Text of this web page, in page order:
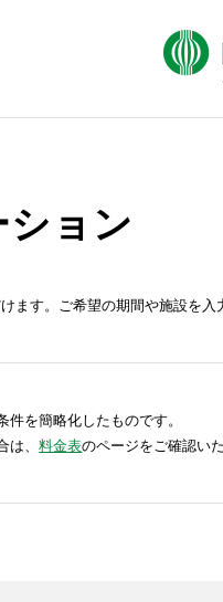
ョン
ます。ご希望の期間や施設を入
を簡略化したものです。
は、料金表のページをご確認い